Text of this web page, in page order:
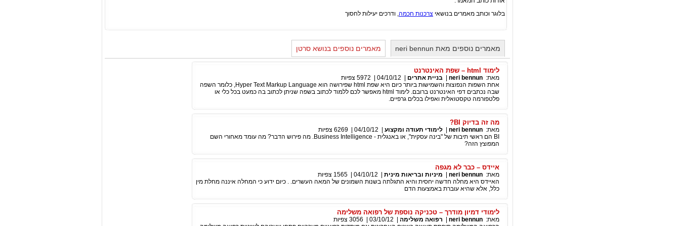
בלוגר וכותב מאמרים בנושאי צרכנות חכמה, ודרכים יעילות לחסוך
מאמרים נוספים מאת neri bennun מאמרים נוספים בנושא סרטן
לימוד html – שפת האינטרנט
מאת: neri bennun בניית אתרים 04/10/12
5972 צפיות
אחת השפות הנפוצות והשמישות ביותר כיום היא שפת html שפירושה הוא Hyper Text Markup Language, כלומר השפה
שבה נכתבים דפי האינטרנט ברובם. לימוד html מאפשר לכם ללמוד לכתוב בשפה שניתן לכתוב בה כמעט בכל כלי או
פלטפורמה טקסטואלית ואפילו בכלים גרפיים.
מה זה בדיוק BI?
מאת: neri bennun לימודי תעודה ומקצוע 04/10/12
6269 צפיות
BI הם ראשי תיבות של "בינה עסקית", או באנגלית - Business Intelligence. מה פירוש הדבר? מה עומד מאחורי השם
המפוצץ הזה?
איידס – כבר לא מגפה
מאת: neri bennun מיניות ובריאות מינית 04/10/12
1565 צפיות
האיידס היא מחלה חדשה יחסית והיא התגלתה בשנות השמונים של המאה העשרים. . כיום ידוע כי המחלה איננה מחלת מין
כלל, אלא שהיא עוברת באמצעות הדם
לימודי דמיון מודרך – טכניקה נוספת של רפואה משלימה
מאת: neri bennun רפואה משלימה 03/10/12
3056 צפיות